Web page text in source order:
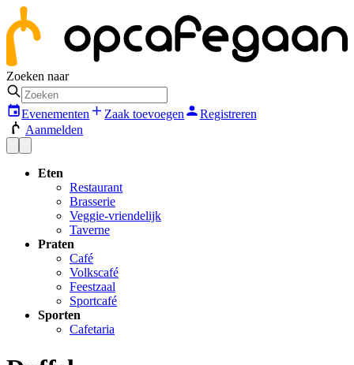
Zoeken naar
Evenementen Zaak toevoegen
Registreren
Aanmelden
Eten
Restaurant
Brasserie
Veggie-vriendelijk
Taverne
Praten
Café
Volkscafé
Feestzaal
Sportcafé
Sporten
Cafetaria